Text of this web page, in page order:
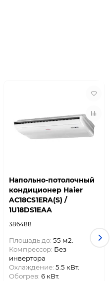
Напольно-потолочный
кондиционер Haier
AC18CS1ERA(S) /
1U18DS1EAA
386488
Площадь до: 55 м2.
Компрессор: Без
инвертора
Охлаждение: 5.5 кВт.
Обогрев: 6 кВт.